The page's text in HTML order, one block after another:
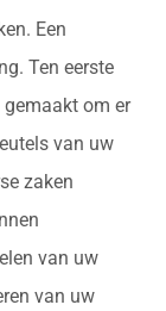
Een
Ten eerste
om er
van uw
zaken
van uw
van uw